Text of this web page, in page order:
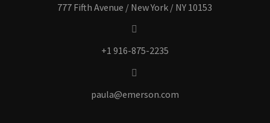
777 Fifth Avenue / New York / NY 10153


+1 916-875-2235


paula@emerson.com